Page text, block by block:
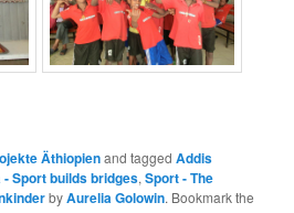
Äthiopienand taggedAddis
- Sport builds bridges,Sport - The
byAurelia Golowin. Bookmark the